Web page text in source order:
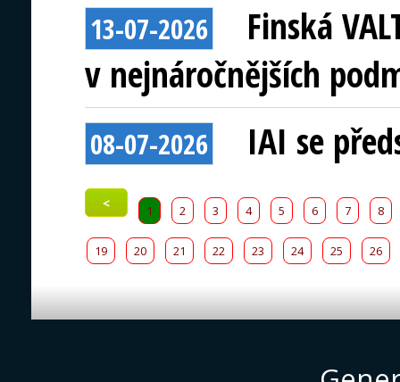
13-07-2026
Finská
v nejnáročnějších
08-07-2026 IAI se
< 1 2 3 4 5 6 7 8
19 20 21 22 23 24 25 26